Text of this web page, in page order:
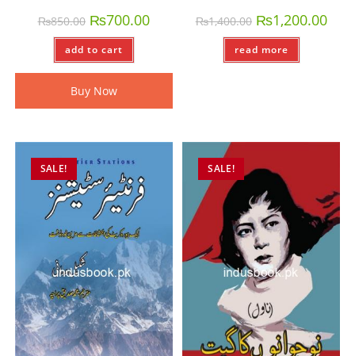
₨850.00 ₨700.00
add to cart
Buy Now
₨1,400.00 ₨1,200.00
read more
SALE! SALE!